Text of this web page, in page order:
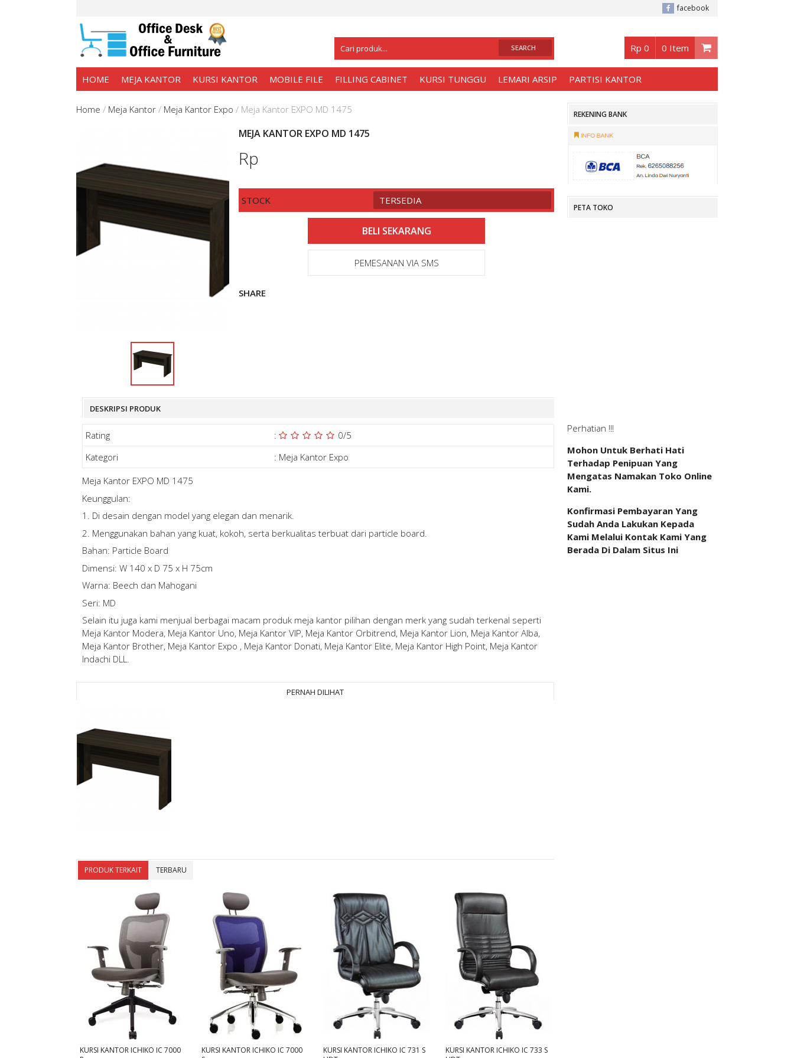
, Buka jam 08.30 s/d jam 17.00 , Sabtu - Minggu 08.30 s/d 14.00.
facebook
Rp 0 0 Item
HOME MEJA KANTOR KURSI KANTOR MOBILE FILE FILLING CABINET KURSI TUNGGU LEMARI ARSIP PARTISI KANTOR
Home / Meja Kantor/ Meja Kantor Expo / Meja Kantor EXPO MD 1475
MEJA KANTOR EXPO MD 1475
Rp
STOCK TERSEDIA
PEMESANAN VIA SMS
SHARE
DESKRIPSI PRODUK
Rating : 0/5
Kategori
: Meja Kantor Expo
Meja Kantor EXPO MD 1475
Keunggulan:
1. Di desain dengan model yang elegan dan menarik.
2. Menggunakan bahan yang kuat, kokoh, serta berkualitas terbuat dari particle board.
Bahan: Particle Board
Dimensi: W 140 x D 75 x H 75cm
Warna: Beech dan Mahogani
Seri: MD
Selain itu juga kami menjual berbagai macam produk meja kantor pilihan dengan merk yang sudah terkenal seperti
Meja Kantor Modera, Meja Kantor Uno, Meja Kantor VIP, Meja Kantor Orbitrend, Meja Kantor Lion, Meja Kantor Alba,
Meja Kantor Brother, Meja Kantor Expo , Meja Kantor Donati, Meja Kantor Elite, Meja Kantor High Point, Meja Kantor
Indachi DLL.
PERNAH DILIHAT
PRODUK TERKAIT TERBARU
KURSI KANTOR ICHIKO IC 7000
KURSI KANTOR ICHIKO IC 7000
KURSI KANTOR ICHIKO IC 731 S
KURSI KANTOR ICHIKO IC 733 S
REKENING BANK
PETA TOKO
Perhatian !!!
Mohon Untuk Berhati Hati
Terhadap Penipuan Yang
Mengatas Namakan Toko Online
Kami.
Konfirmasi Pembayaran Yang
Sudah Anda Lakukan Kepada
Kami Melalui Kontak Kami Yang
Berada Di Dalam Situs Ini